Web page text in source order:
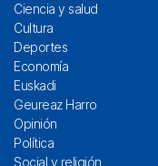
Ciencia y salud
Cultura
Deportes
Economía
Euskadi
Geureaz Harro
Opinión
Política
Social y religión